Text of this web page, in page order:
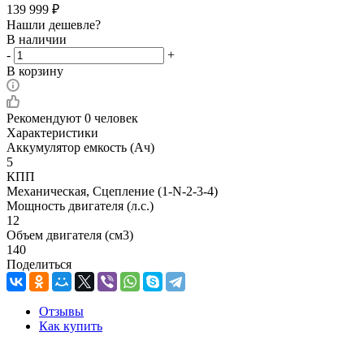
139 999 ₽
Нашли дешевле?
В наличии
-
+
В корзину
Рекомендуют 0 человек
Характеристики
Аккумулятор емкость (Ач)
5
КПП
Механическая, Сцепление (1-N-2-3-4)
Мощность двигателя (л.с.)
12
Объем двигателя (см3)
140
Поделиться
Отзывы
Как купить